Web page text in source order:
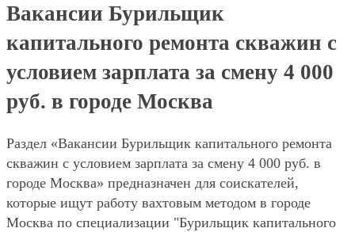
Вакансии Бурильщик
капитального ремонта скважин с
условием зарплата за смену 4 000
руб. в городе Москва
Раздел «Вакансии Бурильщик капитального ремонта
скважин с условием зарплата за смену 4 000 руб. в
городе Москва» предназначен для соискателей,
которые ищут работу вахтовым методом в городе
Москва по специализации "Бурильщик капитального